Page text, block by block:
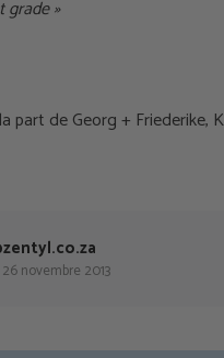
grade »
part de Georg + Friederike,
novembre 2013